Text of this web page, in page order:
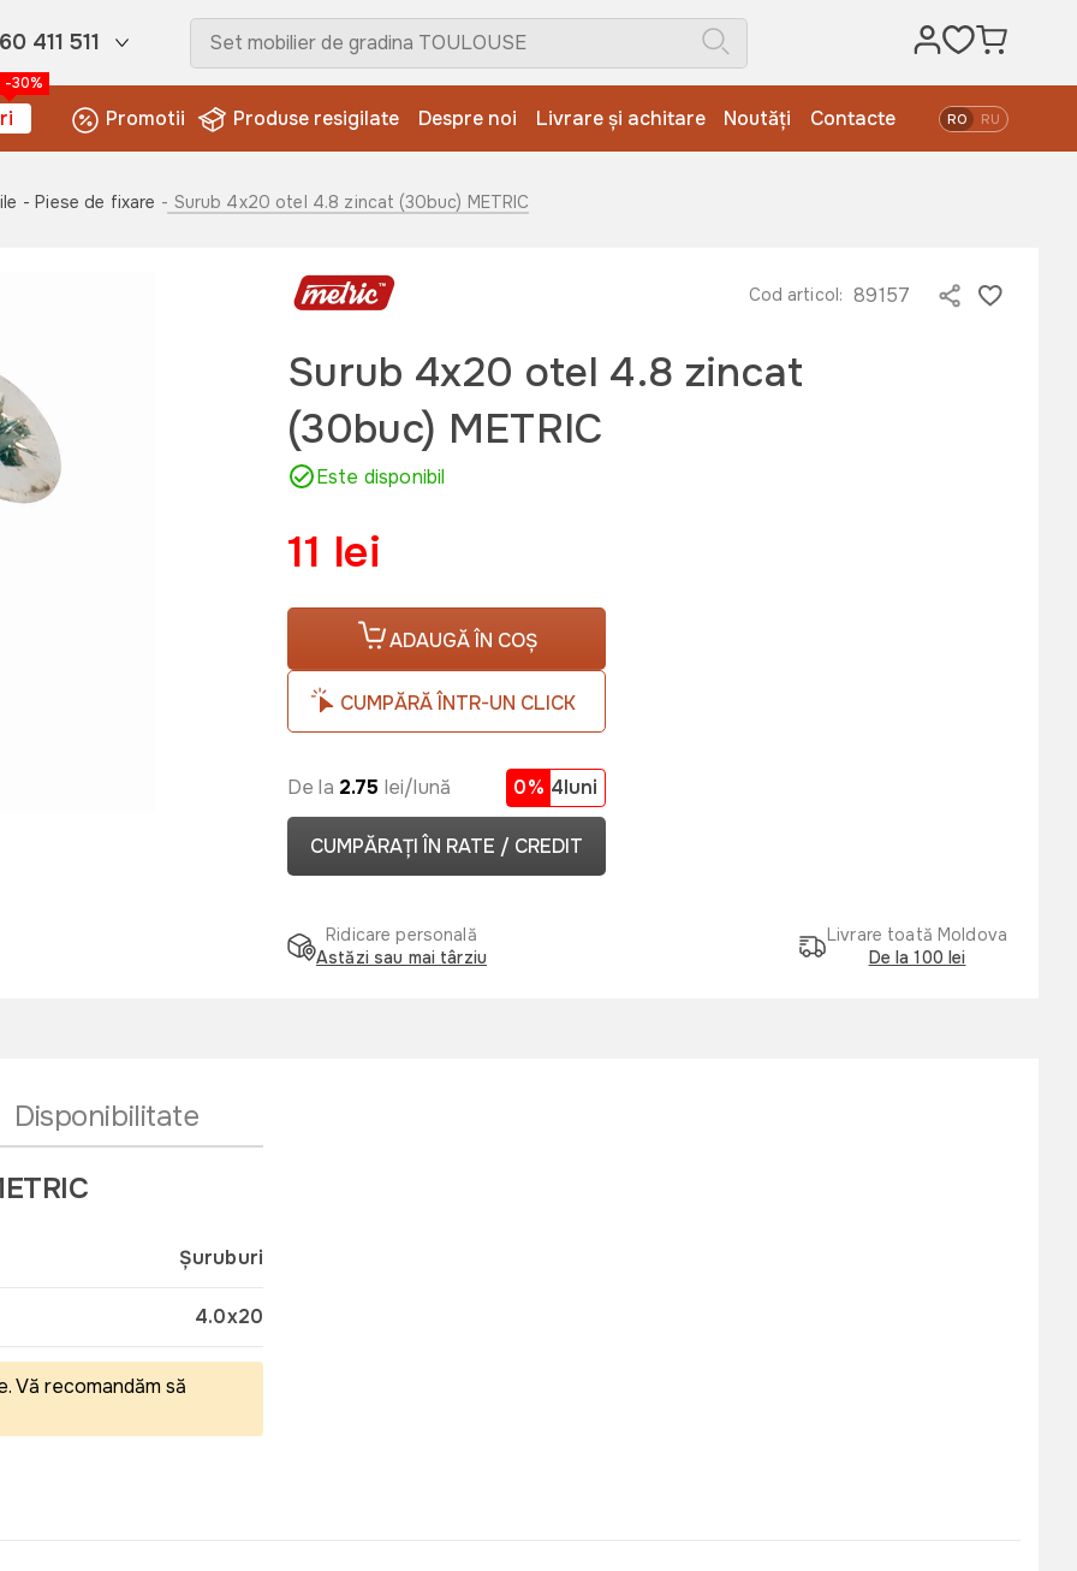
411 511
-30%
Promotii Produse resigilate Despre noi Livrare și achitare Noutăți Contacte RO RU
- Piese de fixare - Surub 4x20 otel 4.8 zincat (30buc) METRIC
Cod articol: 89157
Surub 4x20 otel 4.8 zincat
(30buc) METRIC
Este disponibil
11 lei
ADAUGĂ ÎN COȘ
CUMPĂRĂ ÎNTR-UN CLICK
De la 2.75 lei/lună 0% 4luni
CUMPĂRAȚI ÎN RATE / CREDIT
Ridicare personală
Astăzi sau mai târziu
Livrare toată Moldova
De la 100 lei
Disponibilitate
Şuruburi
4.0x20
Vă recomandăm să